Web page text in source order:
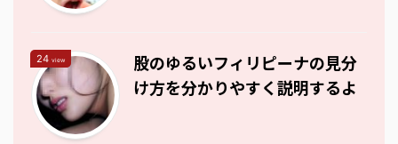
24 view
股のゆるいフィリピーナの見分
け方を分かりやすく説明するよ